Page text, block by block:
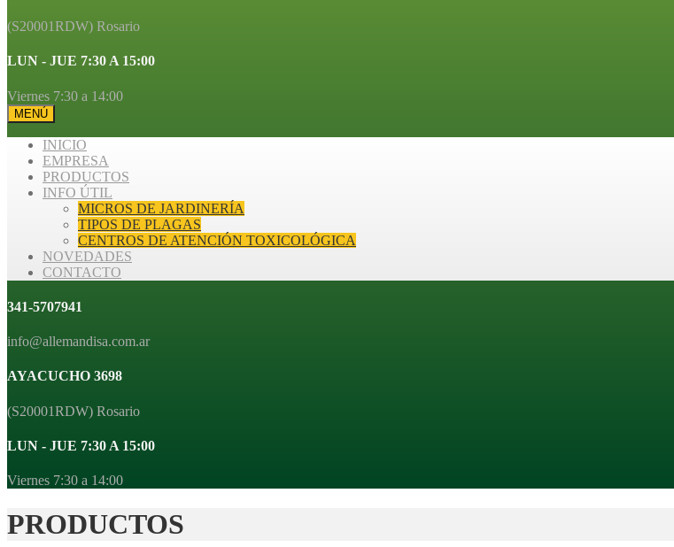
(S20001RDW) Rosario
LUN - JUE 7:30 A 15:00
Viernes 7:30 a 14:00
MENÚ
INICIO
EMPRESA
PRODUCTOS
INFO ÚTIL
MICROS DE JARDINERÍA
TIPOS DE PLAGAS
CENTROS DE ATENCIÓN TOXICOLÓGICA
NOVEDADES
CONTACTO
341-5707941
info@allemandisa.com.ar
AYACUCHO 3698
(S20001RDW) Rosario
LUN - JUE 7:30 A 15:00
Viernes 7:30 a 14:00
PRODUCTOS